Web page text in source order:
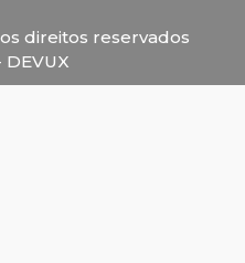
direitos reservados
DEVUX